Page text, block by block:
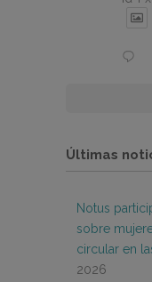
Últimas
Notus
sobre
circular en
2026